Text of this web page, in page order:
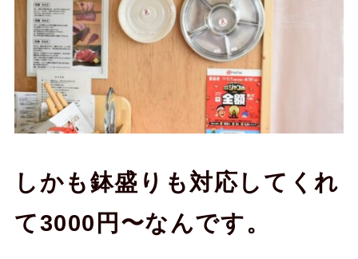
しかも鉢盛りも対応してくれ
て3000円〜なんです。